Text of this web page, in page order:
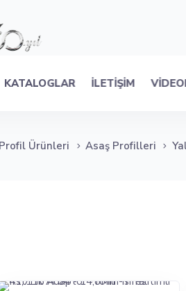
KATALOGLAR İLETIŞIM
Ürünleri Asaş Profilleri